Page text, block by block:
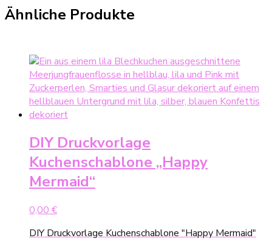
Ähnliche Produkte
DIY Druckvorlage
Kuchenschablone „Happy
Mermaid“
0,00 €
DIY Druckvorlage Kuchenschablone "Happy Mermaid"